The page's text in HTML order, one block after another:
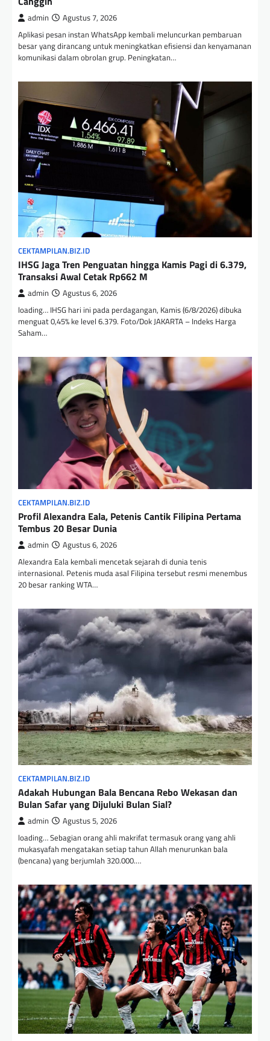
admin Agustus 7, 2026
Aplikasi pesan instan WhatsApp kembali meluncurkan pembaruan
besar yang dirancang untuk meningkatkan efisiensi dan kenyamanan
komunikasi dalam obrolan grup. Peningkatan…
CEKTAMPILAN.BIZ.ID
IHSG Jaga Tren Penguatan hingga Kamis Pagi di 6.379,
Transaksi Awal Cetak Rp662 M
admin Agustus 6, 2026
loading… IHSG hari ini pada perdagangan, Kamis (6/8/2026) dibuka
menguat 0,45% ke level 6.379. Foto/Dok JAKARTA – Indeks Harga
Saham…
CEKTAMPILAN.BIZ.ID
Profil Alexandra Eala, Petenis Cantik Filipina Pertama
Tembus 20 Besar Dunia
admin Agustus 6, 2026
Alexandra Eala kembali mencetak sejarah di dunia tenis
internasional. Petenis muda asal Filipina tersebut resmi menembus
20 besar ranking WTA…
CEKTAMPILAN.BIZ.ID
Adakah Hubungan Bala Bencana Rebo Wekasan dan
Bulan Safar yang Dijuluki Bulan Sial?
admin Agustus 5, 2026
loading… Sebagian orang ahli makrifat termasuk orang yang ahli
mukasyafah mengatakan setiap tahun Allah menurunkan bala
(bencana) yang berjumlah 320.000.…